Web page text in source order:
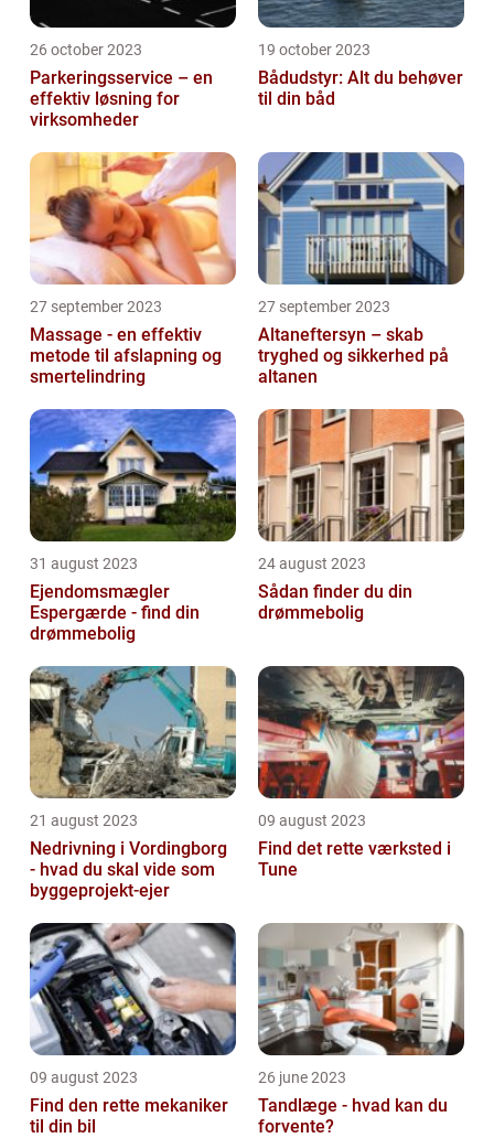
26 october 2023
Parkeringsservice – en
effektiv løsning for
virksomheder
19 october 2023
Bådudstyr: Alt du behøver
til din båd
27 september 2023
Massage - en effektiv
metode til afslapning og
smertelindring
27 september 2023
Altaneftersyn – skab
tryghed og sikkerhed på
altanen
31 august 2023
Ejendomsmægler
Espergærde - find din
drømmebolig
24 august 2023
Sådan finder du din
drømmebolig
21 august 2023
Nedrivning i Vordingborg
- hvad du skal vide som
byggeprojekt-ejer
09 august 2023
Find det rette værksted i
Tune
09 august 2023
Find den rette mekaniker
til din bil
26 june 2023
Tandlæge - hvad kan du
forvente?